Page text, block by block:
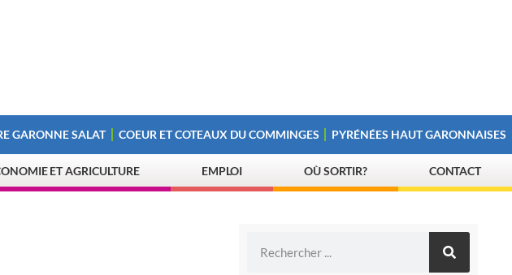
GARONNE SALAT COEUR ET COTEAUX DU COMMINGES PYRÉNÉES HAUT GARONNAISES
ET AGRICULTURE EMPLOI OÙ SORTIR? CONTACT